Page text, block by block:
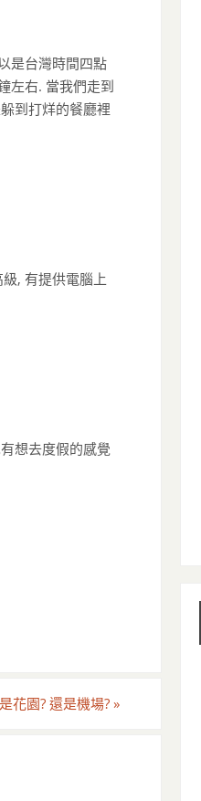
是台灣時間四點
左右. 當我們走到
到打烊的餐廳裡
, 有提供電腦上
想去度假的感覺
花園? 還是機場?»